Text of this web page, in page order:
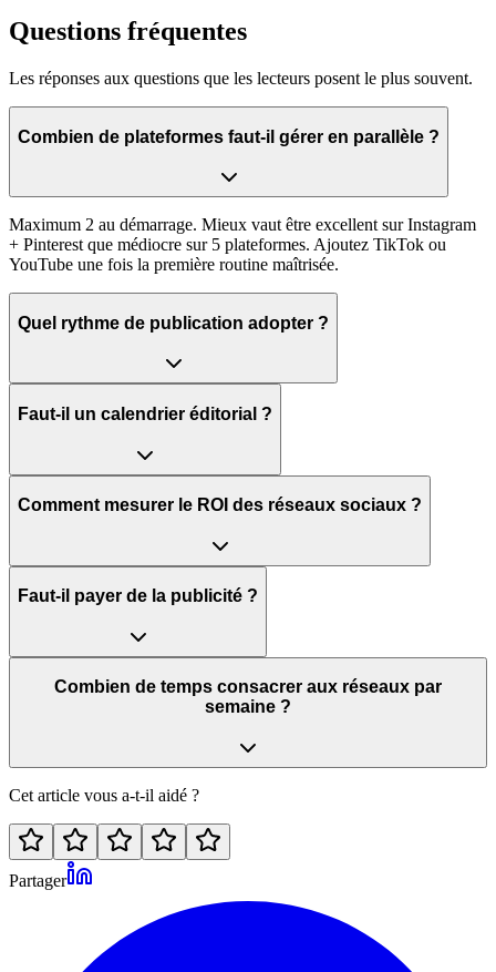
Questions fréquentes
Les réponses aux questions que les lecteurs posent le plus souvent.
Combien de plateformes faut-il gérer en parallèle ?
Maximum 2 au démarrage. Mieux vaut être excellent sur Instagram
+ Pinterest que médiocre sur 5 plateformes. Ajoutez TikTok ou
YouTube une fois la première routine maîtrisée.
Quel rythme de publication adopter ?
Faut-il un calendrier éditorial ?
Comment mesurer le ROI des réseaux sociaux ?
Faut-il payer de la publicité ?
Combien de temps consacrer aux réseaux par
semaine ?
Cet article vous a-t-il aidé ?
Partager